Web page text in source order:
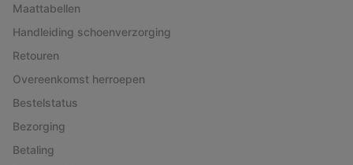
Maattabellen
Handleiding schoenverzorging
Retouren
Overeenkomst herroepen
Bestelstatus
Bezorging
Betaling